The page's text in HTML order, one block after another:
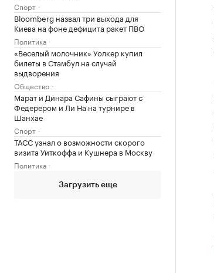
Спорт
Bloomberg назвал три выхода для
Киева на фоне дефицита ракет ПВО
Политика
«Веселый молочник» Уолкер купил
билеты в Стамбул на случай
выдворения
Общество
Марат и Динара Сафины сыграют с
Федерером и Ли На на турнире в
Шанхае
Спорт
ТАСС узнал о возможности скорого
визита Уиткоффа и Кушнера в Москву
Политика
Загрузить еще